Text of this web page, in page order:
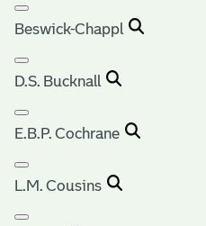
Beswick-Chappl
D.S. Bucknall
E.B.P. Cochrane
L.M. Cousins